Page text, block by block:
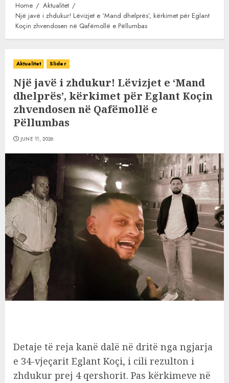
Home
Aktualitet
Një javë i zhdukur! Lëvizjet e ‘Mand dhelprës’, kërkimet për Eglant
Koçin zhvendosen në Qafëmollë e Pëllumbas
Aktualitet Slider
Një javë i zhdukur! Lëvizjet e ‘Mand
dhelprës’, kërkimet për Eglant Koçin
zhvendosen në Qafëmollë e
Pëllumbas
JUNE 11, 2026
Detaje të reja kanë dalë në dritë nga ngjarja
e 34-vjeçarit Eglant Koçi, i cili rezulton i
zhdukur prej 4 qershorit. Pas kërkimeve në